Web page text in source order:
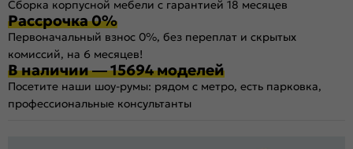
Сборка корпусной мебели с гарантией 18 месяцев
Рассрочка 0%
Первоначальный взнос 0%, без переплат и скрытых
комиссий, на 6 месяцев!
В наличии — 15694 моделей
Посетите наши шоу-румы: рядом с метро, есть парковка,
профессиональные консультанты